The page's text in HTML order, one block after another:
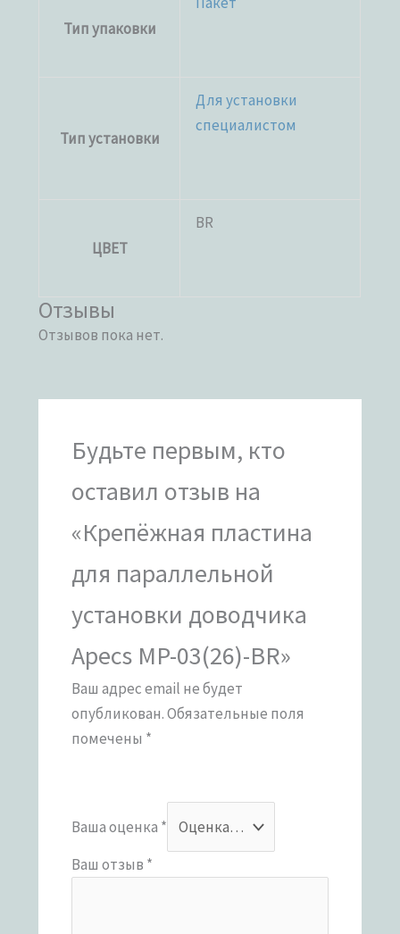
Тип упаковки
Тип установки
Для установки
специалистом
ЦВЕТ
BR
Отзывы
Отзывов пока нет.
Будьте первым, кто
оставил отзыв на
«Крепёжная пластина
для параллельной
установки доводчика
Apecs MP-03(26)-BR»
Ваш адрес email не будет
опубликован.Обязательные поля
помечены *
Ваша оценка *
Ваш отзыв *